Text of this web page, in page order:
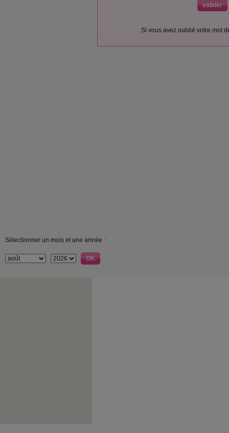
Si vous avez oublié votre mot
Sélectionner un mois et une année :